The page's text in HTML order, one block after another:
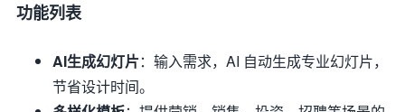
功能列表
AI生成幻灯片：输入需求，AI 自动生成专业幻灯片，
节省设计时间。